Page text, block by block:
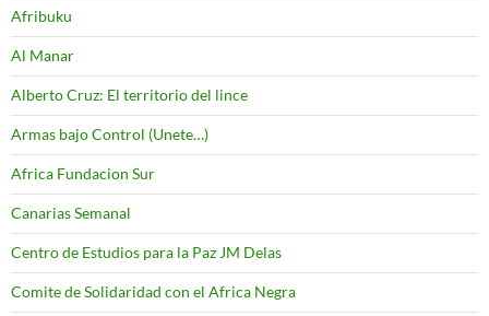
Afribuku
Al Manar
Alberto Cruz: El territorio del lince
Armas bajo Control (Unete…)
Africa Fundacion Sur
Canarias Semanal
Centro de Estudios para la Paz JM Delas
Comite de Solidaridad con el Africa Negra